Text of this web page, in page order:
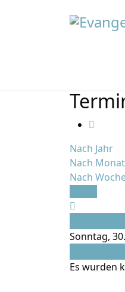
Nach Jahr
Nach Monat
Nach
Sonntag,
Es wurden